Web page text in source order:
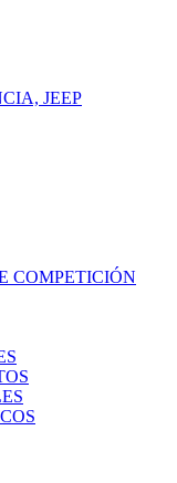
JEEP
COMPETICIÓN